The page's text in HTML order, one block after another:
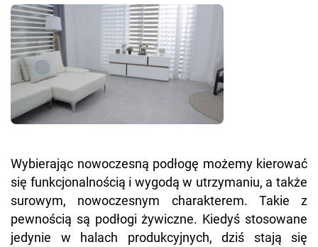
Wybierając nowoczesną podłogę możemy kierować
się funkcjonalnością i wygodą w utrzymaniu, a także
surowym, nowoczesnym charakterem. Takie z
pewnością są podłogi żywiczne. Kiedyś stosowane
jedynie w halach produkcyjnych, dziś stają się